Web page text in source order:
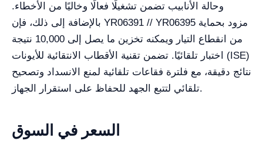
وحالة الأنابيب تضمن تشغيلًا فعالًا وخاليًا من الأخطاء.
بالإضافة إلى ذلك، فإن YR06391 // YR06395 مزود بحماية
من انقطاع التيار ويمكنه تخزين ما يصل إلى 10,000 نتيجة
اختبار تلقائيًا. تضمن تقنية الأقطاب الانتقائية للأيونات (ISE)
نتائج دقيقة، مع فلترة فقاعات تلقائية لمنع الانسداد وتصحيح
تلقائي لتتبع الجهد للحفاظ على استقرار الجهاز.
السعر في السوق